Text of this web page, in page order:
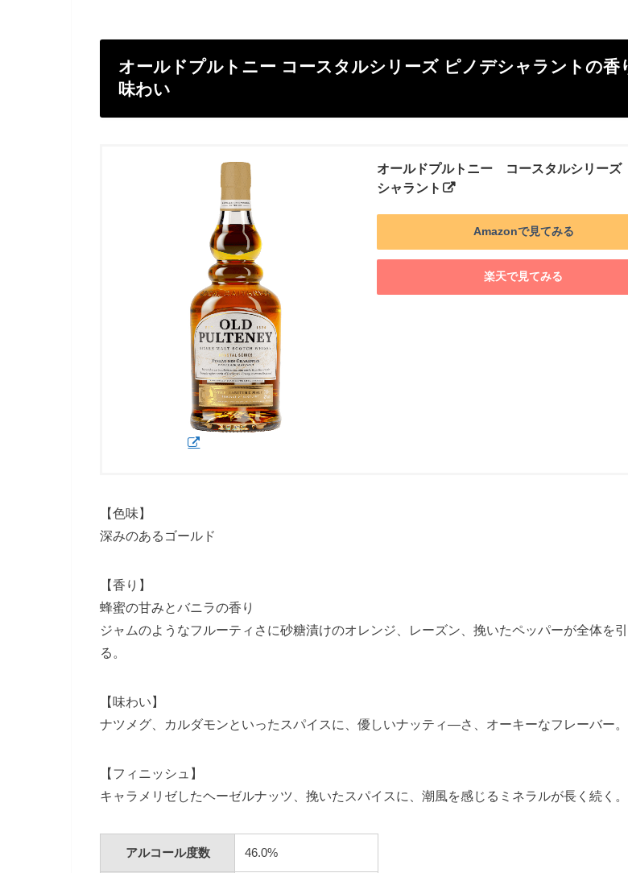
オールドプルトニー コースタルシリーズ ピノデシャラントの香
味わい
オールドプルトニー コースタルシリー
シャラント
Amazonで見てみる
楽天で見てみる
【色味】
深みのあるゴールド
【香り】
蜂蜜の甘みとバニラの香り
ジャムのようなフルーティさに砂糖漬けのオレンジ、レーズン、挽いたペッパーが全体を
る。
【味わい】
ナツメグ、カルダモンといったスパイスに、優しいナッティ―さ、オーキーなフレーバー。
【フィニッシュ】
キャラメリゼしたヘーゼルナッツ、挽いたスパイスに、潮風を感じるミネラルが長く続く。
アルコール度数 46.0%